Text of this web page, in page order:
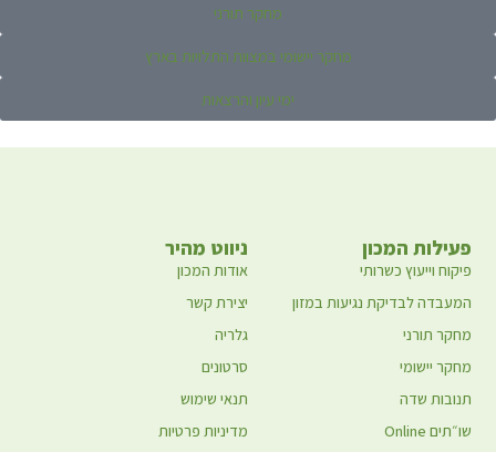
מחקר תורני
מחקר יישומי במצוות התלויות בארץ
ימי עיון והרצאות
ניווט מהיר
אודות המכון
יצירת קשר
גלריה
סרטונים
תנאי שימוש
מדיניות פרטיות
פעילות המכון
פיקוח וייעוץ כשרותי
המעבדה לבדיקת נגיעות במזון
מחקר תורני
מחקר יישומי
תנובות שדה
שו״תים Online